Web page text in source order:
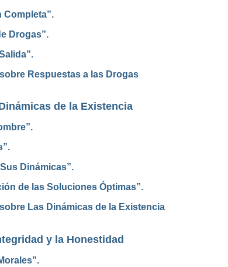
Completa”.
Drogas”.
Respuestas a las Drogas
de la Existencia
Dinámicas”.
de las Soluciones Óptimas”.
Las Dinámicas de la Existencia
y la Honestidad